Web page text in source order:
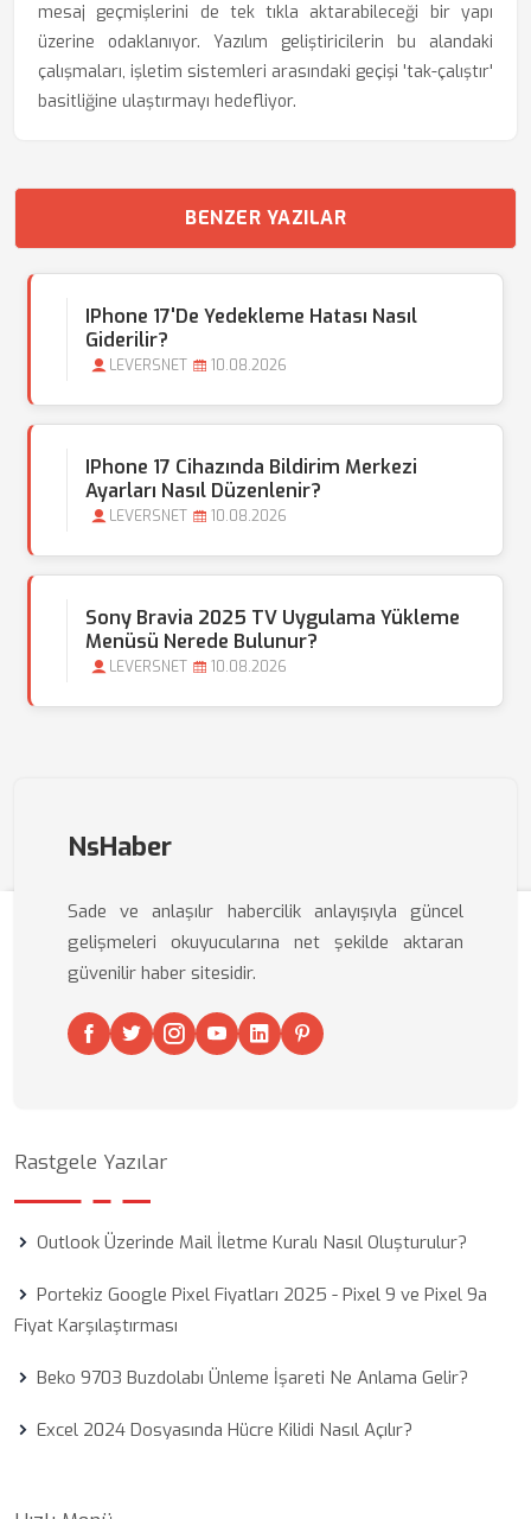
mesaj geçmişlerini de tek tıkla aktarabileceği bir yapı
üzerine odaklanıyor. Yazılım geliştiricilerin bu alandaki
çalışmaları, işletim sistemleri arasındaki geçişi 'tak-çalıştır'
basitliğine ulaştırmayı hedefliyor.
BENZER YAZILAR
IPhone 17'de Yedekleme Hatası Nasıl
Giderilir?
LEVERSNET 10.08.2026
IPhone 17 Cihazında Bildirim Merkezi
Ayarları Nasıl Düzenlenir?
LEVERSNET 10.08.2026
Sony Bravia 2025 TV Uygulama Yükleme
Menüsü Nerede Bulunur?
LEVERSNET 10.08.2026
NsHaber
Sade ve anlaşılır habercilik anlayışıyla güncel
gelişmeleri okuyucularına net şekilde aktaran
güvenilir haber sitesidir.
Rastgele Yazılar
Outlook Üzerinde Mail İletme Kuralı Nasıl Oluşturulur?
Portekiz Google Pixel Fiyatları 2025 - Pixel 9 ve Pixel 9a
Fiyat Karşılaştırması
Beko 9703 Buzdolabı Ünleme İşareti Ne Anlama Gelir?
Excel 2024 Dosyasında Hücre Kilidi Nasıl Açılır?